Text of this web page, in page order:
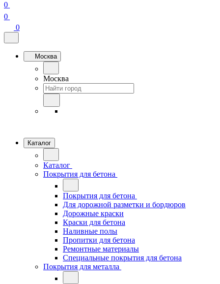
0
0
0
Москва
Москва
Каталог
Каталог
Покрытия для бетона
Покрытия для бетона
Для дорожной разметки и бордюров
Дорожные краски
Краски для бетона
Наливные полы
Пропитки для бетона
Ремонтные материалы
Специальные покрытия для бетона
Покрытия для металла